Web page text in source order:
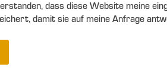
dass diese Website meine
damit sie auf meine Anfrage